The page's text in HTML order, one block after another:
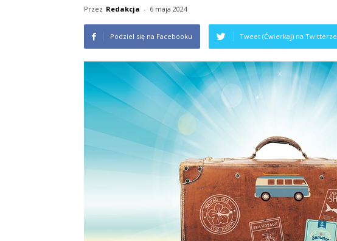
Przez Redakcja - 6 maja 2024
Podziel się na Facebooku Tweet (Ćwierkaj) na Twitterze